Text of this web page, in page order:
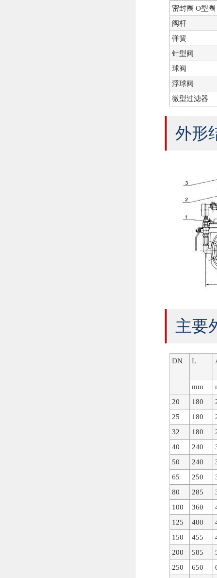
密封圈 O型圈
阀杆
弹簧
针型阀
球阀
浮球阀
微型过滤器
外形
主要
DN L
mm
20
180
25
180
32
180
40
240
50
240
65
250
80
285
100
360
125
400
150
455
200
585
250
650